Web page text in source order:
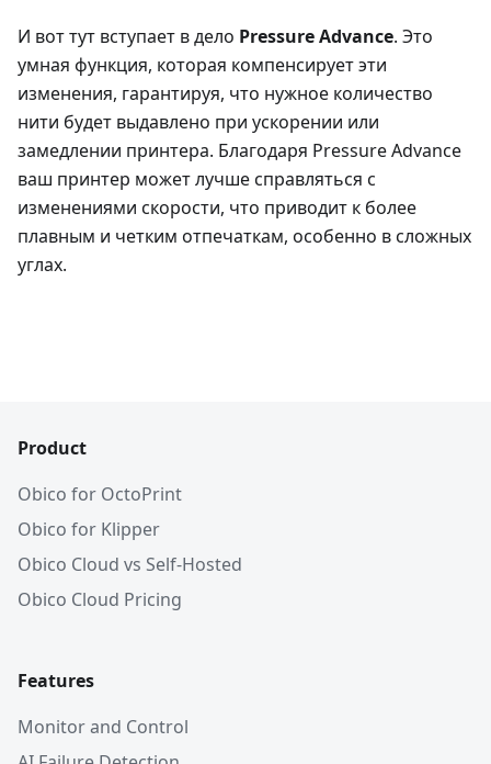
И вот тут вступает в дело Pressure Advance. Это
умная функция, которая компенсирует эти
изменения, гарантируя, что нужное количество
нити будет выдавлено при ускорении или
замедлении принтера. Благодаря Pressure Advance
ваш принтер может лучше справляться с
изменениями скорости, что приводит к более
плавным и четким отпечаткам, особенно в сложных
углах.
Product
Obico for OctoPrint
Obico for Klipper
Obico Cloud vs Self-Hosted
Obico Cloud Pricing
Features
Monitor and Control